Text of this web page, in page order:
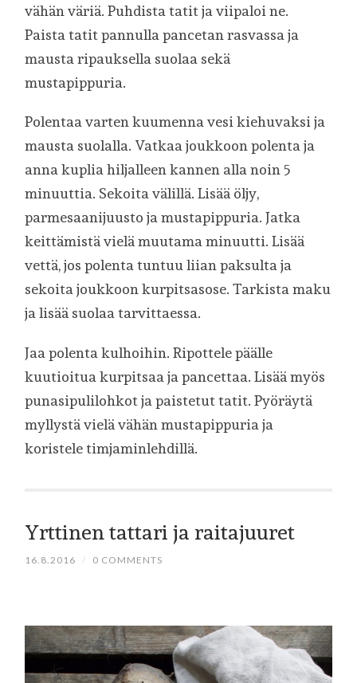
vähän väriä. Puhdista tatit ja viipaloi ne.
Paista tatit pannulla pancetan rasvassa ja
mausta ripauksella suolaa sekä
mustapippuria.
Polentaa varten kuumenna vesi kiehuvaksi ja
mausta suolalla. Vatkaa joukkoon polenta ja
anna kuplia hiljalleen kannen alla noin 5
minuuttia. Sekoita välillä. Lisää öljy,
parmesaanijuusto ja mustapippuria. Jatka
keittämistä vielä muutama minuutti. Lisää
vettä, jos polenta tuntuu liian paksulta ja
sekoita joukkoon kurpitsasose. Tarkista maku
ja lisää suolaa tarvittaessa.
Jaa polenta kulhoihin. Ripottele päälle
kuutioitua kurpitsaa ja pancettaa. Lisää myös
punasipulilohkot ja paistetut tatit. Pyöräytä
myllystä vielä vähän mustapippuria ja
koristele timjaminlehdillä.
Yrttinen tattari ja raitajuuret
16.8.2016 / 0 COMMENTS